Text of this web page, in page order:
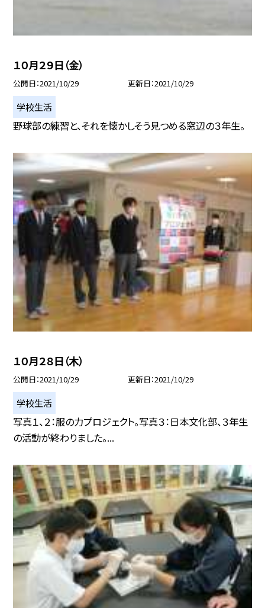
１０月２９日（金）
公開日 2021/10/29 更新日 2021/10/29
学校生活
野球部の練習と、それを懐かしそう見つめる窓辺の３年生。
１０月２８日（木）
公開日 2021/10/29 更新日 2021/10/29
学校生活
写真１、２：服の力プロジェクト。写真３：日本文化部、３年生
の活動が終わりました。...